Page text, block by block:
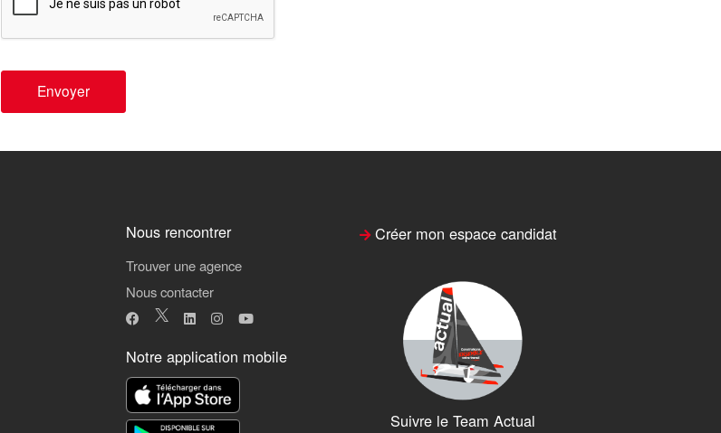
Envoyer
Nous rencontrer
Trouver une agence
Nous contacter
Notre application mobile
Créer mon espace candidat
Suivre le Team Actual